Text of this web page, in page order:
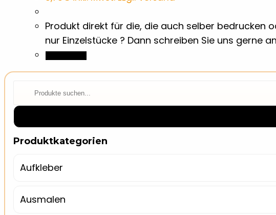
Produkt direkt für die, die auch selber bedrucken
nur Einzelstücke ? Dann schreiben Sie uns gerne
Produktkategorien
Aufkleber
Ausmalen